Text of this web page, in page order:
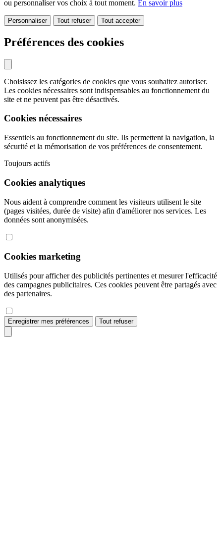
ou personnaliser vos choix à tout moment. En savoir plus
Personnaliser Tout refuser Tout accepter
Préférences des cookies
Choisissez les catégories de cookies que vous souhaitez autoriser.
Les cookies nécessaires sont indispensables au fonctionnement du
site et ne peuvent pas être désactivés.
Cookies nécessaires
Essentiels au fonctionnement du site. Ils permettent la navigation, la
sécurité et la mémorisation de vos préférences de consentement.
Toujours actifs
Cookies analytiques
Nous aident à comprendre comment les visiteurs utilisent le site
(pages visitées, durée de visite) afin d'améliorer nos services. Les
données sont anonymisées.
Cookies marketing
Utilisés pour afficher des publicités pertinentes et mesurer l'efficacité
des campagnes publicitaires. Ces cookies peuvent être partagés avec
des partenaires.
Enregistrer mes préférences Tout refuser